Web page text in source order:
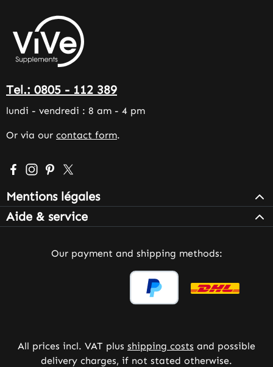
Tel.: 0805 - 112 389
lundi - vendredi : 8 am - 4 pm
Or via our contact form.
Visit us on Facebook – opens in a new browser tab
Check us out on Instagram – opens in a new
Get inspired on Pinterest – opens in a new
Follow us on X – opens in a new browser
Mentions légales
Aide & service
Our payment and shipping methods:
All prices incl. VAT plus shipping costs and possible
delivery charges, if not stated otherwise.